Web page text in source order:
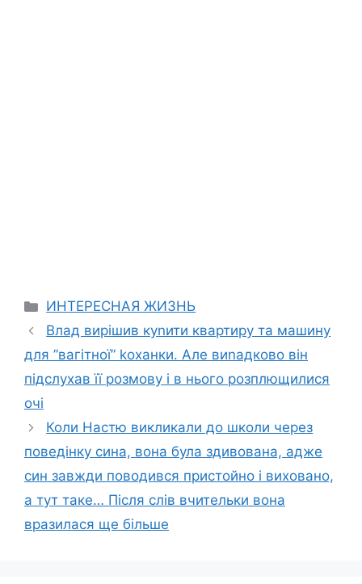
Categories
ИНТЕРЕСНАЯ ЖИЗНЬ
Влад вирішив куnити квартиру та машину
для ”вагітної” kоханки. Але виnадково він
підслухав її розмову і в нього розплющилися
очі
Коли Настю викликали до школи через
поведінку сина, вона була здивована, адже
син завжди поводився пристойно і виховано,
а тут таке… Після слів вчительки вона
вразилася ще більше